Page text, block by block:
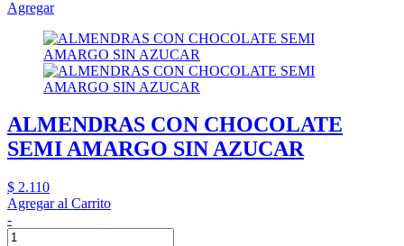
Agregar
ALMENDRAS CON CHOCOLATE
SEMI AMARGO SIN AZUCAR
$ 2.110
Agregar al Carrito
-